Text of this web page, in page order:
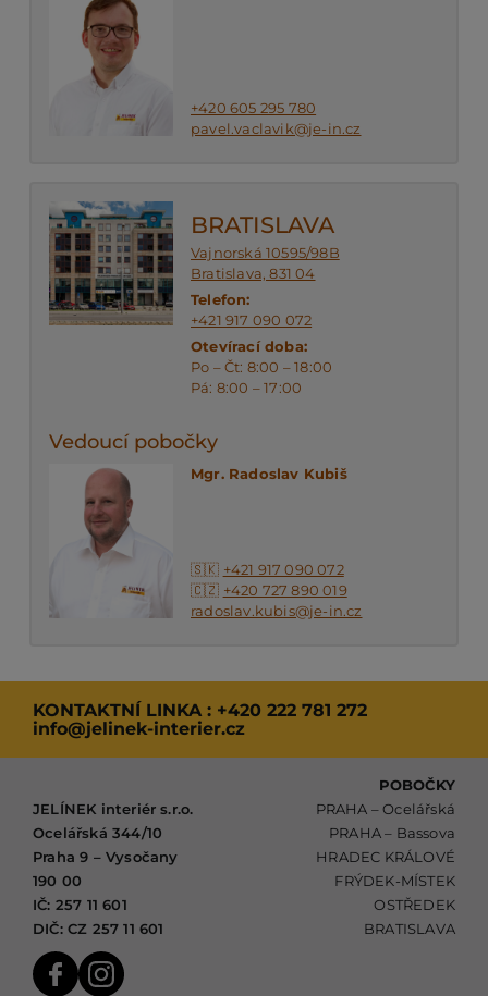
+420 605 295 780
pavel.vaclavik@je-in.cz
BRATISLAVA
Vajnorská 10595/98B
Bratislava, 831 04
Telefon:
+421 917 090 072
Otevírací doba:
Po – Čt: 8:00 – 18:00
Pá: 8:00 – 17:00
Vedoucí pobočky
Mgr. Radoslav Kubiš
🇸🇰 +421 917 090 072
🇨🇿 +420 727 890 019
radoslav.kubis@je-in.cz
KONTAKTNÍ LINKA : +420 222 781 272
info@jelinek-interier.cz
JELÍNEK interiér s.r.o.
Ocelářská 344/10
Praha 9 – Vysočany
190 00
IČ: 257 11 601
DIČ: CZ 257 11 601
POBOČKY
PRAHA – Ocelářská
PRAHA – Bassova
HRADEC KRÁLOVÉ
FRÝDEK-MÍSTEK
OSTŘEDEK
BRATISLAVA